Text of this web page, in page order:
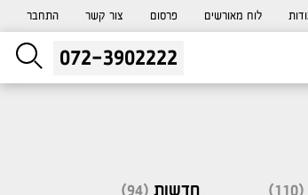
לוח מאורשים פרסום צור קשר התחבר
ליעוץ חינם
והזמנת כרטיס שמחות
072-3902222
(110)
חדשות (94)